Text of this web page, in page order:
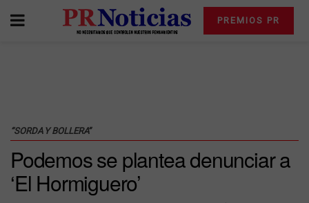
PREMIOS PR
“SORDA Y BOLLERA”
Podemos se plantea denunciar a
‘El Hormiguero’